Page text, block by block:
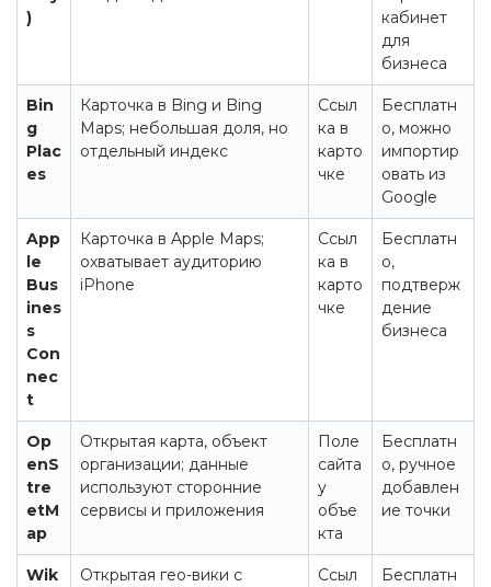
)
кабинет
для
бизнеса
Bin
g
Plac
es
Карточка в Bing и Bing
Maps; небольшая доля, но
отдельный индекс
Ссыл
ка в
карто
чке
Бесплатн
о, можно
импортир
овать из
Google
App
le
Bus
ines
s
Con
nec
t
Карточка в Apple Maps;
охватывает аудиторию
iPhone
Ссыл
ка в
карто
чке
Бесплатн
о,
подтверж
дение
бизнеса
Op
enS
tre
etM
ap
Открытая карта, объект
организации; данные
используют сторонние
сервисы и приложения
Поле
сайта
у
объе
кта
Бесплатн
о, ручное
добавлен
ие точки
Wik
Открытая гео-вики с
Ссыл
Бесплатн